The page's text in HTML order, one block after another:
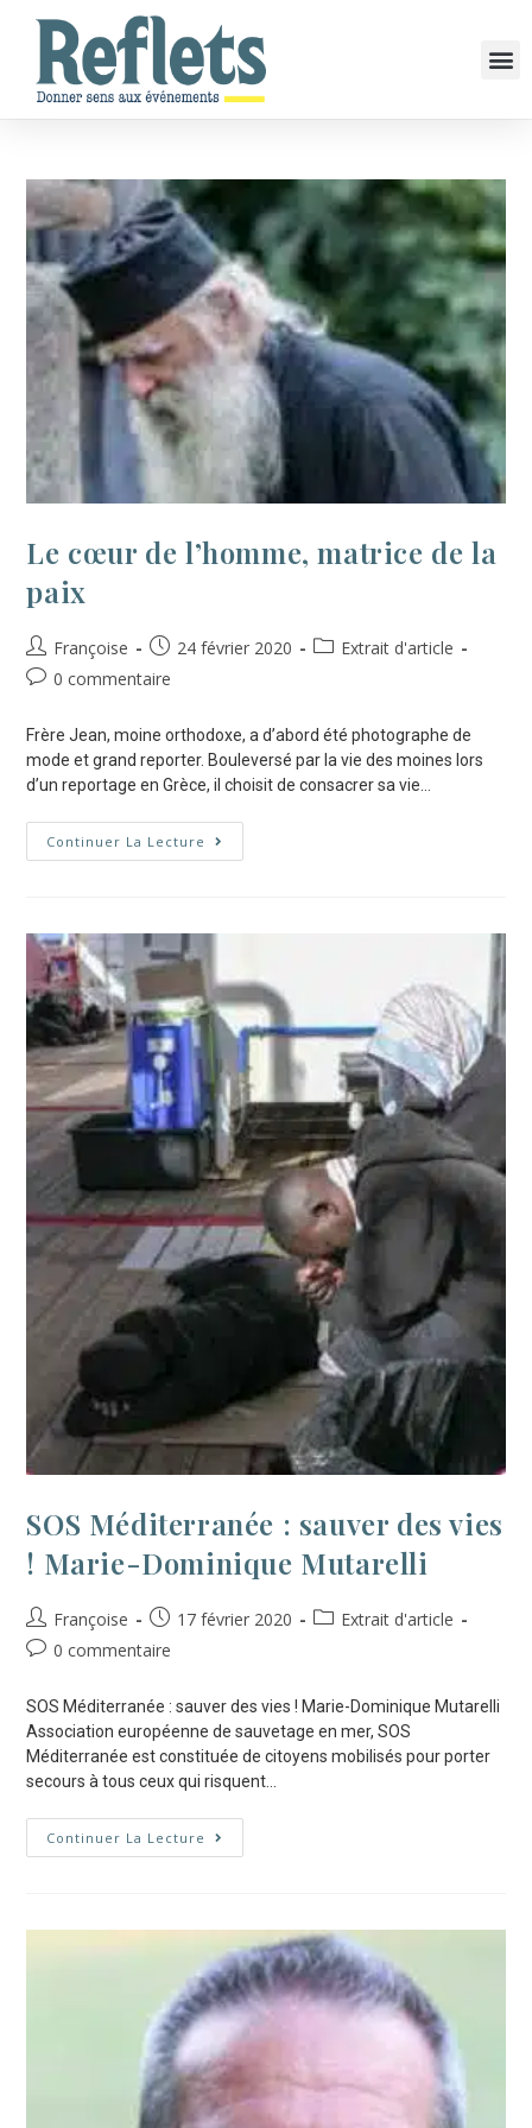
Le cœur de l’homme, matrice de la
paix
Françoise 24 février 2020
Extrait d'article
0 commentaire
Frère Jean, moine orthodoxe, a d’abord été photographe de
mode et grand reporter. Bouleversé par la vie des moines lors
d’un reportage en Grèce, il choisit de consacrer sa vie…
Continuer La Lecture
SOS Méditerranée : sauver des vies
! Marie-Dominique Mutarelli
Françoise 17 février 2020
Extrait d'article
0 commentaire
SOS Méditerranée : sauver des vies ! Marie-Dominique Mutarelli
Association européenne de sauvetage en mer, SOS
Méditerranée est constituée de citoyens mobilisés pour porter
secours à tous ceux qui risquent…
Continuer La Lecture